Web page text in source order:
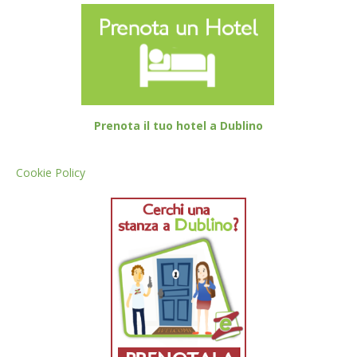
Prenota il tuo hotel a Dublino
Cookie Policy